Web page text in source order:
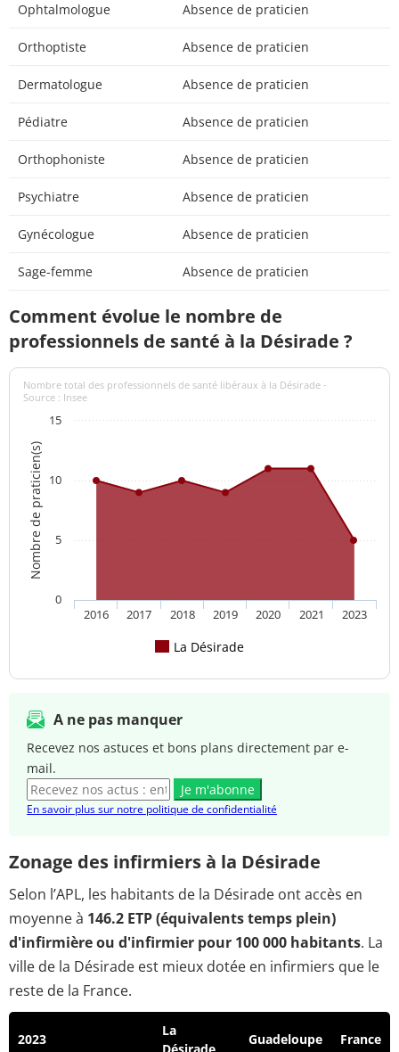
Ophtalmologue Absence de praticien
Orthoptiste Absence de praticien
Dermatologue Absence de praticien
Pédiatre Absence de praticien
Orthophoniste Absence de praticien
Psychiatre Absence de praticien
Gynécologue Absence de praticien
Sage-femme Absence de praticien
Comment évolue le nombre de
professionnels de santé à la Désirade ?
Nombre de praticien(s)
Nombre total des professionnels de santé libéraux à la Désirade -
Source : Insee
La Désirade
2016 2017 2018 2019 2020 2021 2023
0
5
10
15
A ne pas manquer
Recevez nos astuces et bons plans directement par e-
mail.
Je m'abonne
En savoir plus sur notre politique de confidentialité
Zonage des infirmiers à la Désirade
Selon l’APL, les habitants de la Désirade ont accès en
moyenne à 146.2 ETP (équivalents temps plein)
d'infirmière ou d'infirmier pour 100 000 habitants. La
ville de la Désirade est mieux dotée en infirmiers que le
reste de la France.
2023
La
Guadeloupe France